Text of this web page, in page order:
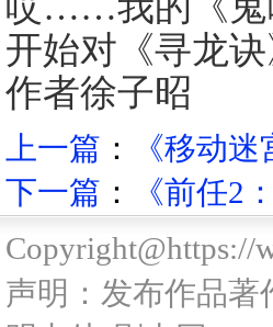
开始对《寻龙
作者徐子昭
上一篇 ：
《移动
下一篇 ：
《前任2
Copyright@https://
声明：发布作品著